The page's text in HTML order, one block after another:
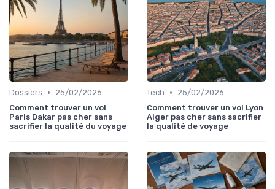
Dossiers •
25/02/2026
Comment trouver un vol
Paris Dakar pas cher sans
sacrifier la qualité du voyage
Tech •
25/02/2026
Comment trouver un vol Lyon
Alger pas cher sans sacrifier
la qualité de voyage